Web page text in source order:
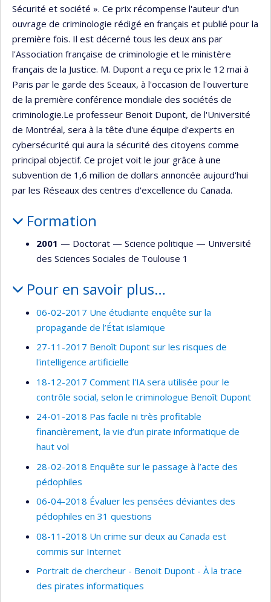
Sécurité et société ». Ce prix récompense l'auteur d'un
ouvrage de criminologie rédigé en français et publié pour la
première fois. Il est décerné tous les deux ans par
l'Association française de criminologie et le ministère
français de la Justice. M. Dupont a reçu ce prix le 12 mai à
Paris par le garde des Sceaux, à l'occasion de l'ouverture
de la première conférence mondiale des sociétés de
criminologie.Le professeur Benoit Dupont, de l'Université
de Montréal, sera à la tête d'une équipe d'experts en
cybersécurité qui aura la sécurité des citoyens comme
principal objectif. Ce projet voit le jour grâce à une
subvention de 1,6 million de dollars annoncée aujourd'hui
par les Réseaux des centres d'excellence du Canada.
Formation
2001 — Doctorat — Science politique — Université
des Sciences Sociales de Toulouse 1
Pour en savoir plus…
06-02-2017 Une étudiante enquête sur la
propagande de l’État islamique
27-11-2017 Benoît Dupont sur les risques de
l'intelligence artificielle
18-12-2017 Comment l'IA sera utilisée pour le
contrôle social, selon le criminologue Benoît Dupont
24-01-2018 Pas facile ni très profitable
financièrement, la vie d’un pirate informatique de
haut vol
28-02-2018 Enquête sur le passage à l’acte des
pédophiles
06-04-2018 Évaluer les pensées déviantes des
pédophiles en 31 questions
08-11-2018 Un crime sur deux au Canada est
commis sur Internet
Portrait de chercheur - Benoit Dupont - À la trace
des pirates informatiques